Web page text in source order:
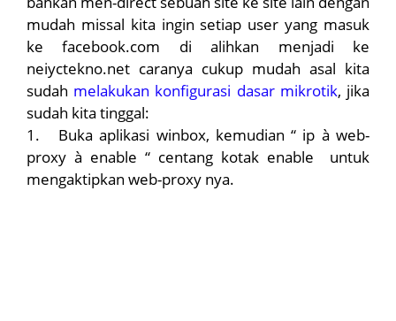
mudah missal kita ingin setiap user yang masuk
ke facebook.com di alihkan menjadi ke
neiyctekno.net caranya cukup mudah asal kita
sudah melakukan konfigurasi dasar mikrotik, jika
sudah kita tinggal:
1.
Buka aplikasi winbox, kemudian “ ip à web-
proxy à enable “ centang kotak enable untuk
mengaktipkan web-proxy nya.